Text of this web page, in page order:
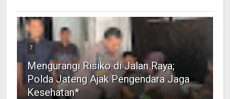
7
Mengurangi Risiko di Jalan Raya;
Polda Jateng Ajak Pengendara Jaga
Kesehatan*